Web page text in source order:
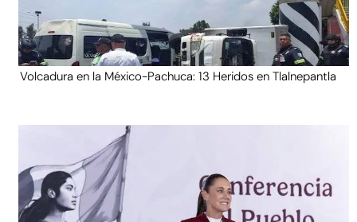
Volcadura en la México-Pachuca: 13 Heridos en Tlalnepantla